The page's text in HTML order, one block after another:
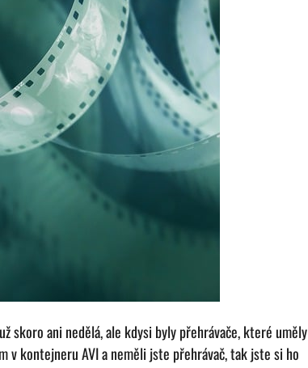
skoro ani nedělá, ale kdysi byly přehrávače, které uměly
kontejneru AVI a neměli jste přehrávač, tak jste si ho